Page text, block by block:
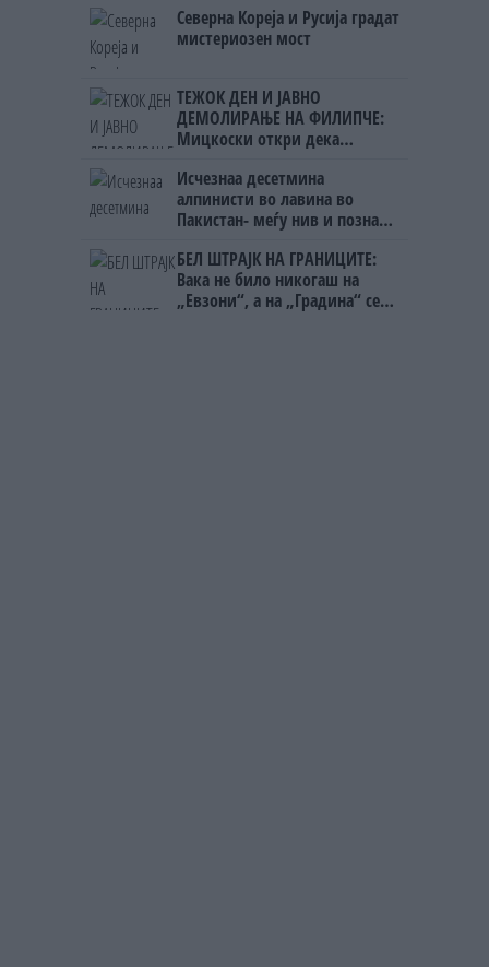
на бизнисменот Марковски
Северна Кореја и Русија градат
мистериозен мост
ТЕЖОК ДЕН И ЈАВНО
ДЕМОЛИРАЊЕ НА ФИЛИПЧЕ:
Мицкоски откри дека
ништо, освен за кеш
Исчезнаа десетмина
алпинисти во лавина во
Пакистан- меѓу нив и познат
БЕЛ ШТРАЈК НА ГРАНИЦИТЕ:
Вака не било никогаш на
„Евзони“, а на „Градина“ се